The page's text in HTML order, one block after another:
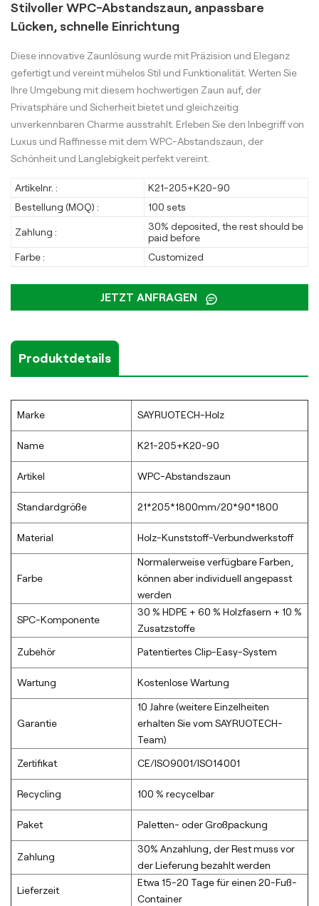
Stilvoller WPC-Abstandszaun, anpassbare
Lücken, schnelle Einrichtung
Diese innovative Zaunlösung wurde mit Präzision und Eleganz
gefertigt und vereint mühelos Stil und Funktionalität. Werten Sie
Ihre Umgebung mit diesem hochwertigen Zaun auf, der
Privatsphäre und Sicherheit bietet und gleichzeitig
unverkennbaren Charme ausstrahlt. Erleben Sie den Inbegriff von
Luxus und Raffinesse mit dem WPC-Abstandszaun, der
Schönheit und Langlebigkeit perfekt vereint.
Artikelnr. :
K21-205+K20-90
Bestellung (MOQ) :
100 sets
Zahlung :
30% deposited, the rest should be
paid before
Farbe :
Customized
JETZT ANFRAGEN
Produktdetails
Marke SAYRUOTECH-Holz
Name K21-205+K20-90
Artikel WPC-Abstandszaun
Standardgröße 21*205*1800mm/20*90*1800
Material Holz-Kunststoff-Verbundwerkstoff
Farbe
Normalerweise verfügbare Farben,
können aber individuell angepasst
werden
SPC-Komponente
30 % HDPE + 60 % Holzfasern + 10 %
Zusatzstoffe
Zubehör Patentiertes Clip-Easy-System
Wartung Kostenlose Wartung
Garantie
10 Jahre (weitere Einzelheiten
erhalten Sie vom SAYRUOTECH-
Team)
Zertifikat CE/ISO9001/ISO14001
Recycling 100 % recycelbar
Paket Paletten- oder Großpackung
Zahlung
30% Anzahlung, der Rest muss vor
der Lieferung bezahlt werden
Lieferzeit
Etwa 15-20 Tage für einen 20-Fuß-
Container